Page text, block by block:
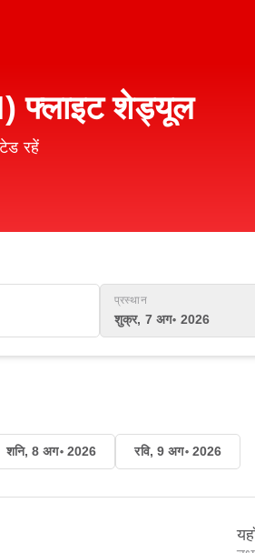
फ्लाइट शेड्यूल
रहें
प्रस्थान
शुक्र, 7 अग॰ 2026
शनि, 8 अग॰ 2026 रवि, 9 अग॰ 2026